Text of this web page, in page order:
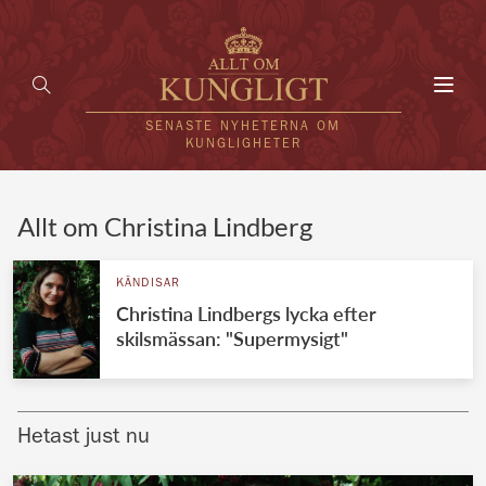
SENASTE NYHETERNA OM
KUNGLIGHETER
UTLÄNDSKT
VÄRLDENS KUNGAHUS
Brittiska kungahuset
Allt om Christina Lindberg
KÄNDISAR
Christina Lindbergs lycka efter
skilsmässan: "Supermysigt"
Hetast just nu